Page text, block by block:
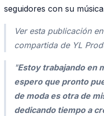
seguidores con su
Ver esta publicación
compartida de YL
"Estoy trabajando en
espero que pronto
de moda es otra de
dedicando tiempo a